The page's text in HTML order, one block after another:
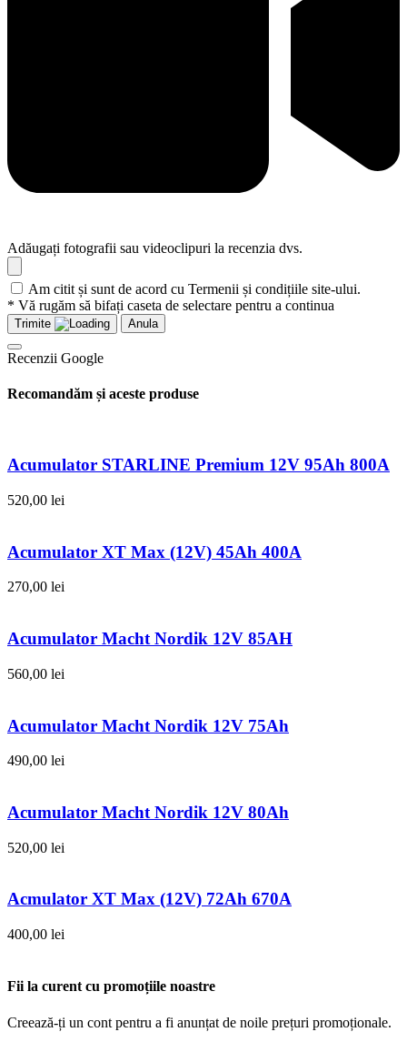
Adăugați fotografii sau videoclipuri la recenzia dvs.
Am citit și sunt de acord cu Termenii și condițiile site-ului.
* Vă rugăm să bifați caseta de selectare pentru a continua
Trimite Anula
Recenzii Google
Recomandăm și aceste produse
Acumulator STARLINE Premium 12V 95Ah 800A
520,00 lei
Acumulator XT Max (12V) 45Ah 400A
270,00 lei
Acumulator Macht Nordik 12V 85AH
560,00 lei
Acumulator Macht Nordik 12V 75Ah
490,00 lei
Acumulator Macht Nordik 12V 80Ah
520,00 lei
Acmulator XT Max (12V) 72Ah 670A
400,00 lei
Fii la curent cu promoțiile noastre
Creează-ți un cont pentru a fi anunțat de noile prețuri promoționale.